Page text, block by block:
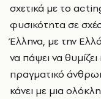
σχετικά με το
φυσικότητα σε
Έλληνα, με την
να πάψει να
πραγματικό
κάνει με μια